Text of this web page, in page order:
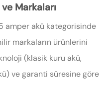
Markaları
amper akü kategorisinde
markaların ürünlerini
(klasik kuru akü,
ve garanti süresine göre